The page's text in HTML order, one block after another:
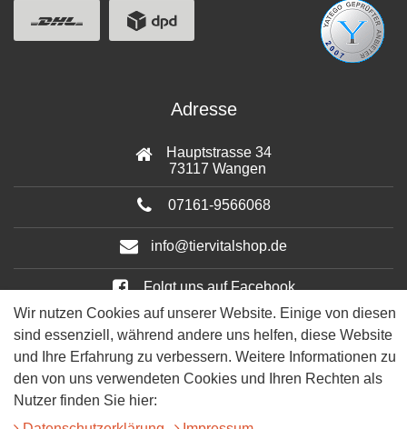
Adresse
Hauptstrasse 34
73117 Wangen
07161-9566068
info@tiervitalshop.de
Folgt uns auf Facebook
Folgt uns auf Instagram
Wir nutzen Cookies auf unserer Website. Einige von diesen
sind essenziell, während andere uns helfen, diese Website
und Ihre Erfahrung zu verbessern. Weitere Informationen zu
den von uns verwendeten Cookies und Ihren Rechten als
Nutzer finden Sie hier: